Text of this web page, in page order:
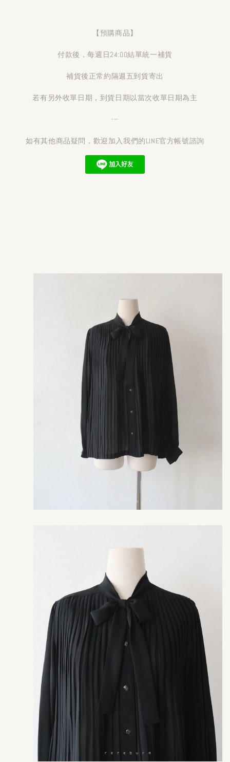
【預購商品】
付款後，每週日24:00結單統一補貨
補貨後正常約隔週五到貨寄出
若有另外收單日期，到貨日期以當次收單日期為主
---
如有其他商品疑問，歡迎加入我們的LINE官方帳號諮詢